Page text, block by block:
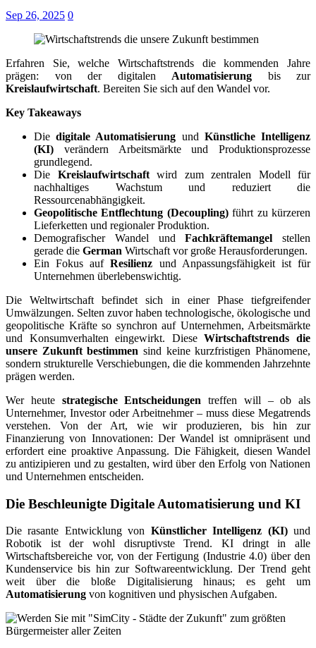
Sep 26, 2025 0
Erfahren Sie, welche Wirtschaftstrends die kommenden Jahre
prägen: von der digitalen Automatisierung bis zur
Kreislaufwirtschaft. Bereiten Sie sich auf den Wandel vor.
Key Takeaways
Diedigitale Automatisierung und Künstliche Intelligenz
(KI) verändern Arbeitsmärkte und Produktionsprozesse
grundlegend.
Die Kreislaufwirtschaftwird zum zentralen Modell für
nachhaltiges Wachstum und reduziert die
Ressourcenabhängigkeit.
Geopolitische Entflechtung (Decoupling)führt zu kürzeren
Lieferketten und regionaler Produktion.
Demografischer Wandel undFachkräftemangel stellen
gerade die German Wirtschaft vor große Herausforderungen.
Ein Fokus aufResilienz und Anpassungsfähigkeit ist für
Unternehmen überlebenswichtig.
Die Weltwirtschaft befindet sich in einer Phase tiefgreifender
Umwälzungen. Selten zuvor haben technologische, ökologische und
geopolitische Kräfte so synchron auf Unternehmen, Arbeitsmärkte
und Konsumverhalten eingewirkt. DieseWirtschaftstrends die
unsere Zukunft bestimmen sind keine kurzfristigen Phänomene,
sondern strukturelle Verschiebungen, die die kommenden Jahrzehnte
prägen werden.
Wer heute strategische Entscheidungen treffen will – ob als
Unternehmer, Investor oder Arbeitnehmer – muss diese Megatrends
verstehen. Von der Art, wie wir produzieren, bis hin zur
Finanzierung von Innovationen: Der Wandel ist omnipräsent und
erfordert eine proaktive Anpassung. Die Fähigkeit, diesen Wandel
zu antizipieren und zu gestalten, wird über den Erfolg von Nationen
und Unternehmen entscheiden.
Die Beschleunigte Digitale Automatisierung und KI
Die rasante Entwicklung von Künstlicher Intelligenz (KI)und
Robotik ist der wohl disruptivste Trend. KI dringt in alle
Wirtschaftsbereiche vor, von der Fertigung (Industrie 4.0) über den
Kundenservice bis hin zur Softwareentwicklung. Der Trend geht
weit über die bloße Digitalisierung hinaus; es geht um
Automatisierung von kognitiven und physischen Aufgaben.